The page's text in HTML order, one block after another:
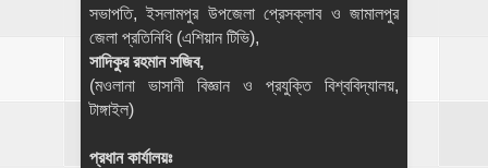
সভাপতি, ইসলামপুর উপজেলা প্রেসক্লাব ও জামালপুর
জেলা প্রতিনিধি (এশিয়ান টিভি),
সাদিকুর রহমান সজিব,
(মওলানা ভাসানী বিজ্ঞান ও প্রযুক্তি বিশ্ববিদ্যালয়,
টাঙ্গাইল)
প্রধান কার্যালয়ঃ